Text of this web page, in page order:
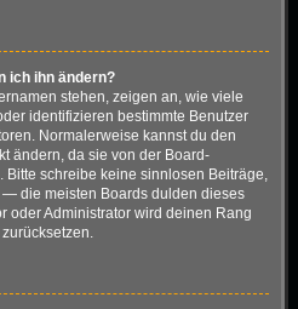
ich ihn ändern?
stehen, zeigen an, wie viele
identifizieren bestimmte Benutzer
Normalerweise kannst du den
ändern, da sie von der Board-
schreibe keine sinnlosen Beiträge,
die meisten Boards dulden dieses
oder Administrator wird deinen Rang